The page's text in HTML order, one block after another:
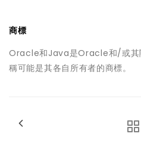
商標
Oracle和Java是Oracle和/或其
稱可能是其各自所有者的商標。